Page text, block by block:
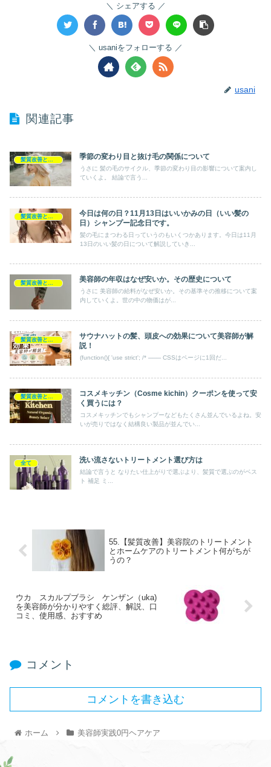
シェアする
usaniをフォローする
usani
関連記事
季節の変わり目と抜け毛の関係について
うさに 髪の毛のサイクル、季節の変わり目の影響について案内し
ていくよ。 結論で言う...
今日は何の日？11月13日はいいかみの日（いい髪の
日）シャンプー記念日です。
髪の毛にまつわる日っていうのもいくつかあります。今日は11月
13日のいい髪の日について解説していき...
美容師の年収はなぜ安いか。その歴史について
うさに 美容師の給料がなぜ安いか。その基準その推移について案
内していくよ。世の中の物価はが...
サウナハットの髪、頭皮への効果について美容師が解
説！
(function(){ 'use strict'; /* ─── CSSはページに1回だ...
髪質改善とヘアの疑問
コスメキッチン（Cosme kichin）クーポンを使って安
く買うには？
コスメキッチンでもシャンプーなどもたくさん並んでいるよね。安
いが売りではなく結構良い製品が並んでい...
全て 洗い流さないトリートメント選び方は
結論で言うと なりたい仕上がりで選ぶより、髪質で選ぶのがベス
ト 補足 ミ...
55.【髪質改善】美容院のトリートメント
とホームケアのトリートメント何がちが
うの？
ウカ スカルプブラシ ケンザン（uka)
を美容師が分かりやすく総評、解説、口
コミ、使用感、おすすめ
コメント
コメントを書き込む
ホーム 美容師実践0円ヘアケア